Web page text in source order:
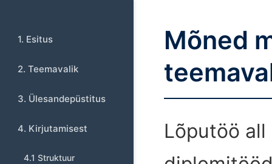
1. Esitus
2. Teemavalik
3. Ülesandepüstitus
4. Kirjutamisest
4.1 Struktuur
Mõned
Lõputöö